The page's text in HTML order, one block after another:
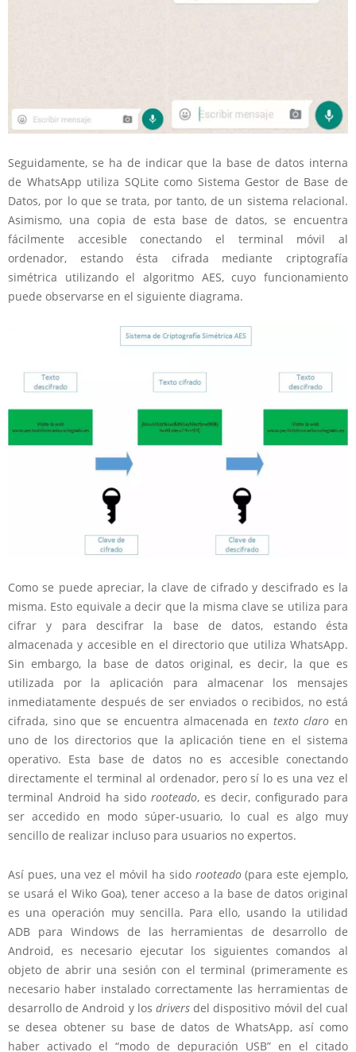
Seguidamente, se ha de indicar que la base de datos interna
de WhatsApp utiliza SQLite como Sistema Gestor de Base de
Datos, por lo que se trata, por tanto, de un sistema relacional.
Asimismo, una copia de esta base de datos, se encuentra
fácilmente accesible conectando el terminal móvil al
ordenador, estando ésta cifrada mediante criptografía
simétrica utilizando el algoritmo AES, cuyo funcionamiento
puede observarse en el siguiente diagrama.
Como se puede apreciar, la clave de cifrado y descifrado es la
misma. Esto equivale a decir que la misma clave se utiliza para
cifrar y para descifrar la base de datos, estando ésta
almacenada y accesible en el directorio que utiliza WhatsApp.
Sin embargo, la base de datos original, es decir, la que es
utilizada por la aplicación para almacenar los mensajes
inmediatamente después de ser enviados o recibidos, no está
cifrada, sino que se encuentra almacenada en texto claro en
uno de los directorios que la aplicación tiene en el sistema
operativo. Esta base de datos no es accesible conectando
directamente el terminal al ordenador, pero sí lo es una vez el
terminal Android ha sido rooteado, es decir, configurado para
ser accedido en modo súper-usuario, lo cual es algo muy
sencillo de realizar incluso para usuarios no expertos.
Así pues, una vez el móvil ha sido rooteado(para este ejemplo,
se usará el Wiko Goa), tener acceso a la base de datos original
es una operación muy sencilla. Para ello, usando la utilidad
ADB para Windows de las herramientas de desarrollo de
Android, es necesario ejecutar los siguientes comandos al
objeto de abrir una sesión con el terminal (primeramente es
necesario haber instalado correctamente las herramientas de
desarrollo de Android y los drivers del dispositivo móvil del cual
se desea obtener su base de datos de WhatsApp, así como
haber activado el “modo de depuración USB” en el citado